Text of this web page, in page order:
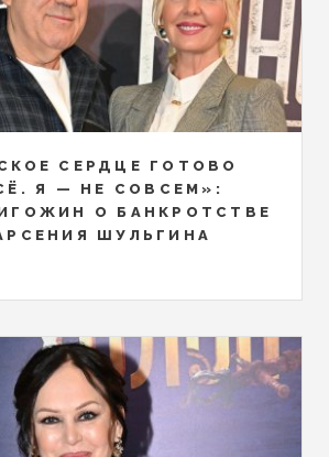
СЕРДЦЕ ГОТОВО
Я — НЕ СОВСЕМ»:
О БАНКРОТСТВЕ
ШУЛЬГИНА